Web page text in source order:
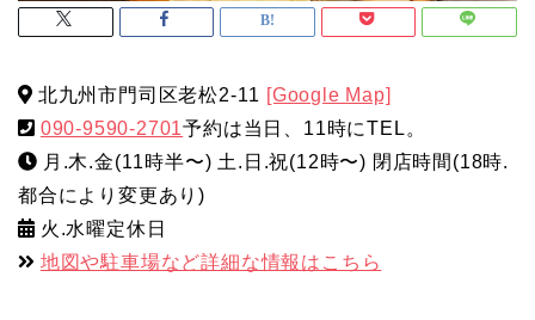
北九州市門司区老松2-11 [Google Map]
090-9590-2701予約は当日、11時にTEL。
月.木.金(11時半〜) 土.日.祝(12時〜) 閉店時間(18時.
都合により変更あり)
火.水曜定休日
地図や駐車場など詳細な情報はこちら